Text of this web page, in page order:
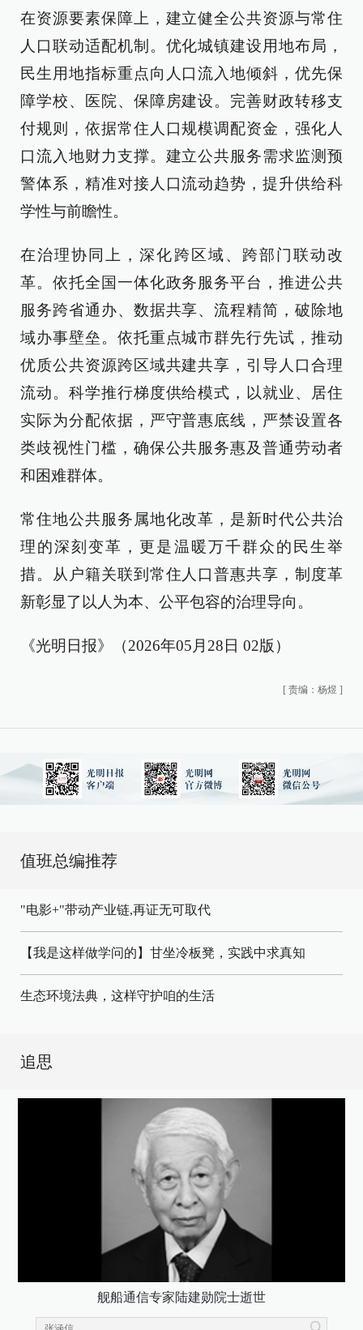
在资源要素保障上，建立健全公共资源与常住
人口联动适配机制。优化城镇建设用地布局，
民生用地指标重点向人口流入地倾斜，优先保
障学校、医院、保障房建设。完善财政转移支
付规则，依据常住人口规模调配资金，强化人
口流入地财力支撑。建立公共服务需求监测预
警体系，精准对接人口流动趋势，提升供给科
学性与前瞻性。
在治理协同上，深化跨区域、跨部门联动改
革。依托全国一体化政务服务平台，推进公共
服务跨省通办、数据共享、流程精简，破除地
域办事壁垒。依托重点城市群先行先试，推动
优质公共资源跨区域共建共享，引导人口合理
流动。科学推行梯度供给模式，以就业、居住
实际为分配依据，严守普惠底线，严禁设置各
类歧视性门槛，确保公共服务惠及普通劳动者
和困难群体。
常住地公共服务属地化改革，是新时代公共治
理的深刻变革，更是温暖万千群众的民生举
措。从户籍关联到常住人口普惠共享，制度革
新彰显了以人为本、公平包容的治理导向。
《光明日报》（2026年05月28日 02版）
[ 责编：杨煜 ]
值班总编推荐
"电影+"带动产业链,再证无可取代
【我是这样做学问的】甘坐冷板凳，实践中求真知
生态环境法典，这样守护咱的生活
追思
舰船通信专家陆建勋院士逝世